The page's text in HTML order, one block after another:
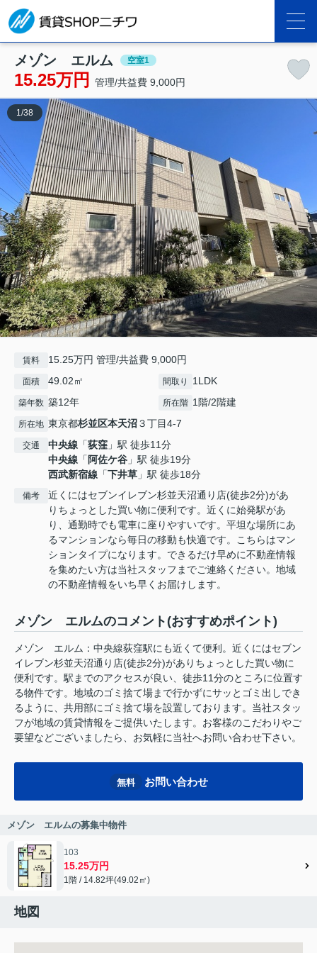
メゾン エルム 空室1
15.25万円 管理/共益費 9,000円
1 /38
賃料 15.25万円 管理/共益費 9,000円
面積 49.02㎡ 間取り 1LDK
築年数 築12年 所在階 1階/2階建
所在地 東京都杉並区本天沼３丁目4-7
交通 中央線 「荻窪 」駅 徒歩11分
中央線 「 阿佐ケ谷 」駅 徒歩19分
西武新宿線 「下井草 」駅 徒歩18分
備考
近くにはセブンイレブン杉並天沼通り店(徒歩2分)があ
りちょっとした買い物に便利です。近くに始発駅があ
り、通勤時でも電車に座りやすいです。平坦な場所にあ
るマンションなら毎日の移動も快適です。こちらはマン
ションタイプになります。できるだけ早めに不動産情報
を集めたい方は当社スタッフまでご連絡ください。地域
の不動産情報をいち早くお届けします。
メゾン エルムのコメント(おすすめポイント)
メゾン エルム：中央線荻窪駅にも近くて便利。近くにはセブン
イレブン杉並天沼通り店(徒歩2分)がありちょっとした買い物に
便利です。駅までのアクセスが良い、徒歩11分のところに位置す
る物件です。地域のゴミ捨て場まで行かずにサッとゴミ出しでき
るように、共用部にゴミ捨て場を設置しております。当社スタッ
フが地域の賃貸情報をご提供いたします。お客様のこだわりやご
要望などございましたら、お気軽に当社へお問い合わせ下さい。
無料 お問い合わせ
メゾン エルムの募集中物件
103
15.25万円
1階 / 14.82坪(49.02㎡)
地図